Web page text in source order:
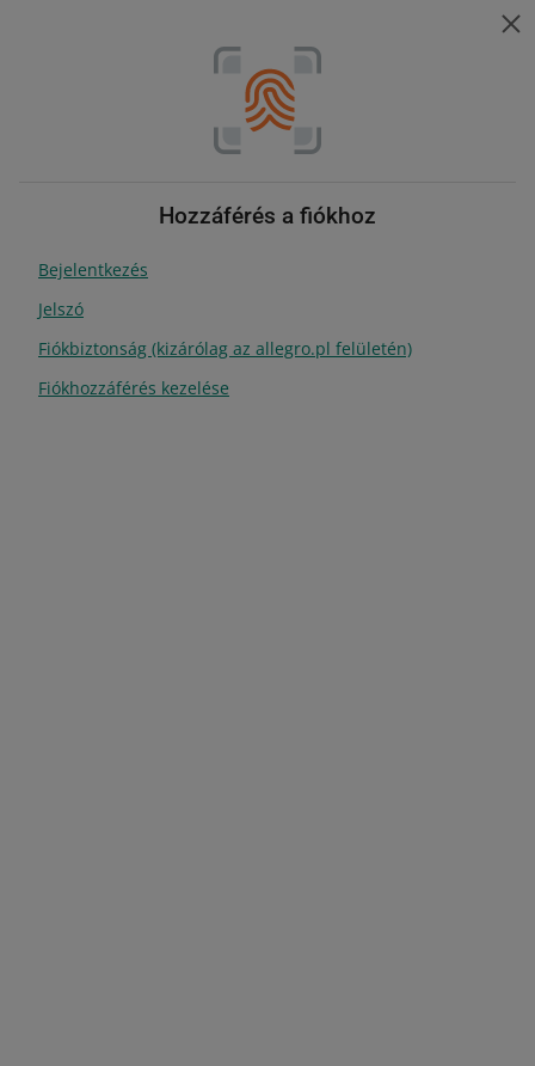
Tartalomjegyzék
keresés mindegyikben
Fiók
Hozzáférés a fiókhoz
Bejelentkezés
Jelszó
Fiókbiztonság (kizárólag az allegro.pl felületén)
Fiókhozzáférés kezelése